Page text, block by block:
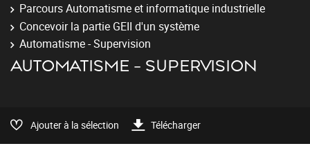
Parcours Automatisme et informatique industrielle
Concevoir la partie GEII d'un système
Automatisme - Supervision
AUTOMATISME - SUPERVISION
Ajouter à la sélection Télécharger